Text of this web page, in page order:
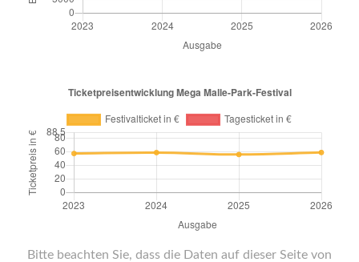
Bitte beachten Sie, dass die Daten auf dieser Seite von